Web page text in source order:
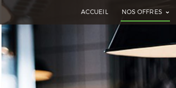
ACCUEIL NOS OFFRES